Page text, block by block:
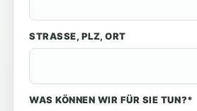
STRASSE, PLZ, ORT
WAS KÖNNEN WIR FÜR SIE TUN?*